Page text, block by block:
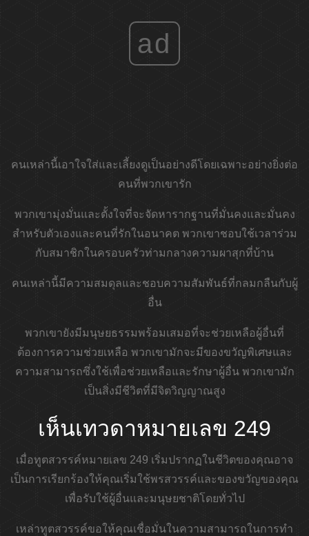
ad
คนเหล่านี้เอาใจใส่และเลี้ยงดูเป็นอย่างดีโดยเฉพาะอย่างยิ่งต่อ
คนที่พวกเขารัก
พวกเขามุ่งมั่นและตั้งใจที่จะจัดหารากฐานที่มั่นคงและมั่นคง
สำหรับตัวเองและคนที่รักในอนาคต พวกเขาชอบใช้เวลาร่วม
กับสมาชิกในครอบครัวท่ามกลางความผาสุกที่บ้าน
คนเหล่านี้มีความสมดุลและชอบความสัมพันธ์ที่กลมกลืนกับผู้
อื่น
พวกเขายังมีมนุษยธรรมพร้อมเสมอที่จะช่วยเหลือผู้อื่นที่
ต้องการความช่วยเหลือ พวกเขามักจะมีของขวัญพิเศษและ
ความสามารถซึ่งใช้เพื่อช่วยเหลือและรักษาผู้อื่น พวกเขามัก
เป็นสิ่งมีชีวิตที่มีจิตวิญญาณสูง
เห็นเทวดาหมายเลข 249
เมื่อทูตสวรรค์หมายเลข 249 เริ่มปรากฏในชีวิตของคุณอาจ
เป็นการเรียกร้องให้คุณเริ่มใช้พรสวรรค์และของขวัญของคุณ
เพื่อรับใช้ผู้อื่นและมนุษยชาติโดยทั่วไป
เหล่าทูตสวรรค์ขอให้คุณเชื่อมั่นในความสามารถในการทำ